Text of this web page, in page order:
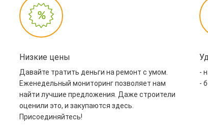
Низкие цены
Давайте тратить деньги на ремонт с умом.
Еженедельный мониторинг позволяет нам
найти лучшие предложения. Даже строители
оценили это, и закупаются здесь.
Присоединяйтесь!
-
-